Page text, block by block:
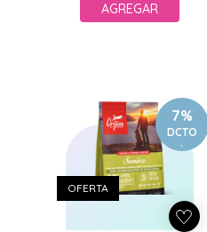
AGREGAR
7%
DCTO
.
OFERTA